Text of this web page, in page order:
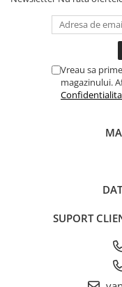
Priza+Intrerupator
Smart SHELLY
Surse de iluminat
Corpuri de iluminat
Corpuri iluminat
Vreau sa
magazinului.
SUPORT